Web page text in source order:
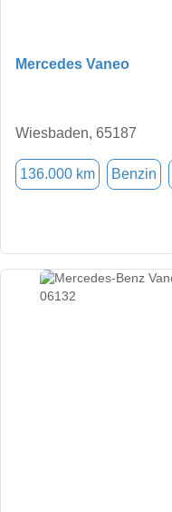
Mercedes Vaneo
Wiesbaden, 65187
136.000 km Benzin